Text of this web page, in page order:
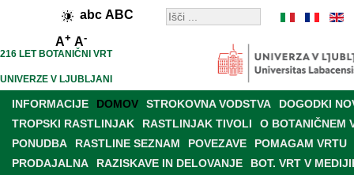
abc ABC
A+ A-
216 LET BOTANIČNI VRT
UNIVERZE V LJUBLJANI
INFORMACIJE DOMOV STROKOVNA VODSTVA
DOGODKI
TROPSKI RASTLINJAK
RASTLINJAK TIVOLI
O BOTANIČNEM
PONUDBA
RASTLINE SEZNAM POVEZAVE
POMAGAM VRTU
PRODAJALNA
RAZISKAVE IN DELOVANJE
BOT. VRT V